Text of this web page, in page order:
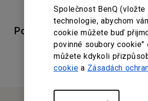
Společnost BenQ
technologie, abychom
cookie můžete buď
povinné soubory
můžete kdykoli
cookie a Zásadách
Pomohla vám tato